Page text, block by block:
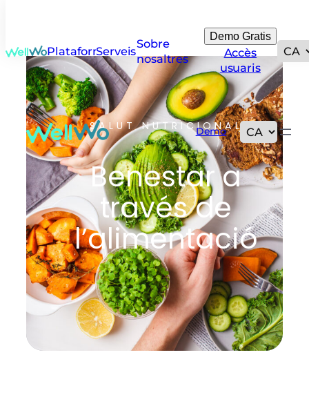
PlataformaServeis
Sobre
nosaltres
Demo Gratis
Accès
usuaris
Demo
SALUT NUTRICIONAL
Benestar a
través de
l’alimentació